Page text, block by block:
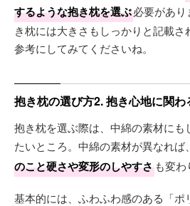
するような抱き枕を選ぶ必要があ
き枕には大きさもしっかりと記載さ
参考にしてみてくださいね。
抱き枕の選び方2. 抱き心地に関
抱き枕を選ぶ際は、中綿の素材にも
たいところ。中綿の素材が異なれば、
のこと硬さや変形のしやすさ も変わ
基本的には、ふわふわ感のある「ポ